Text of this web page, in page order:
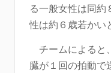
る一般女性は同約
性は約６歳若かい
チームによると
臓が１回の拍動で